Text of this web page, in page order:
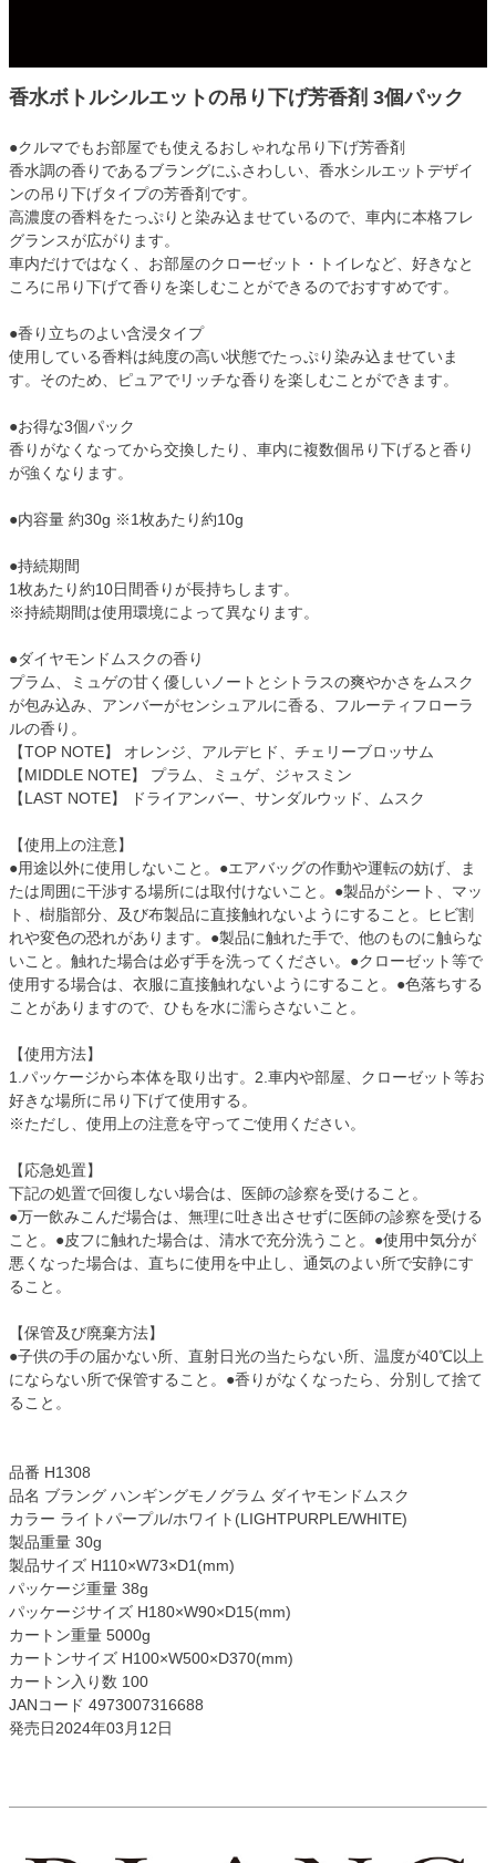
香水ボトルシルエットの吊り下げ芳香剤 3個パック
●クルマでもお部屋でも使えるおしゃれな吊り下げ芳香剤
香水調の香りであるブラングにふさわしい、香水シルエットデザイ
ンの吊り下げタイプの芳香剤です。
高濃度の香料をたっぷりと染み込ませているので、車内に本格フレ
グランスが広がります。
車内だけではなく、お部屋のクローゼット・トイレなど、好きなと
ころに吊り下げて香りを楽しむことができるのでおすすめです。
●香り立ちのよい含浸タイプ
使用している香料は純度の高い状態でたっぷり染み込ませていま
す。そのため、ピュアでリッチな香りを楽しむことができます。
●お得な3個パック
香りがなくなってから交換したり、車内に複数個吊り下げると香り
が強くなります。
●内容量 約30g ※1枚あたり約10g
●持続期間
1枚あたり約10日間香りが長持ちします。
※持続期間は使用環境によって異なります。
●ダイヤモンドムスクの香り
プラム、ミュゲの甘く優しいノートとシトラスの爽やかさをムスク
が包み込み、アンバーがセンシュアルに香る、フルーティフローラ
ルの香り。
【TOP NOTE】 オレンジ、アルデヒド、チェリーブロッサム
【MIDDLE NOTE】 プラム、ミュゲ、ジャスミン
【LAST NOTE】 ドライアンバー、サンダルウッド、ムスク
【使用上の注意】
●用途以外に使用しないこと。●エアバッグの作動や運転の妨げ、ま
たは周囲に干渉する場所には取付けないこと。●製品がシート、マッ
ト、樹脂部分、及び布製品に直接触れないようにすること。ヒビ割
れや変色の恐れがあります。●製品に触れた手で、他のものに触らな
いこと。触れた場合は必ず手を洗ってください。●クローゼット等で
使用する場合は、衣服に直接触れないようにすること。●色落ちする
ことがありますので、ひもを水に濡らさないこと。
【使用方法】
1.パッケージから本体を取り出す。2.車内や部屋、クローゼット等お
好きな場所に吊り下げて使用する。
※ただし、使用上の注意を守ってご使用ください。
【応急処置】
下記の処置で回復しない場合は、医師の診察を受けること。
●万一飲みこんだ場合は、無理に吐き出させずに医師の診察を受ける
こと。●皮フに触れた場合は、清水で充分洗うこと。●使用中気分が
悪くなった場合は、直ちに使用を中止し、通気のよい所で安静にす
ること。
【保管及び廃棄方法】
●子供の手の届かない所、直射日光の当たらない所、温度が40℃以上
にならない所で保管すること。●香りがなくなったら、分別して捨て
ること。
品番 H1308
品名 ブラング ハンギングモノグラム ダイヤモンドムスク
カラー ライトパープル/ホワイト(LIGHTPURPLE/WHITE)
製品重量 30g
製品サイズ H110×W73×D1(mm)
パッケージ重量 38g
パッケージサイズ H180×W90×D15(mm)
カートン重量 5000g
カートンサイズ H100×W500×D370(mm)
カートン入り数 100
JANコード 4973007316688
発売日2024年03月12日